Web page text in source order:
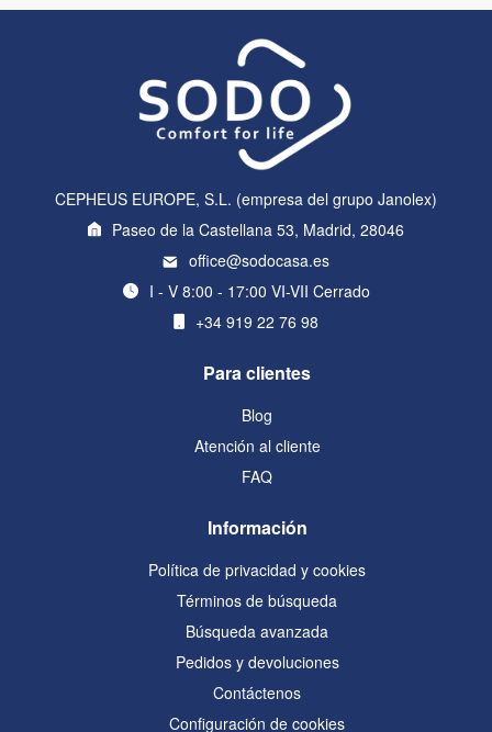
CEPHEUS EUROPE, S.L. (empresa del grupo Janolex)
Paseo de la Castellana 53, Madrid, 28046
office@sodocasa.es
I - V 8:00 - 17:00 VI-VII Cerrado
+34 919 22 76 98
Para clientes
Blog
Atención al cliente
FAQ
Información
Política de privacidad y cookies
Términos de búsqueda
Búsqueda avanzada
Pedidos y devoluciones
Contáctenos
Configuración de cookies